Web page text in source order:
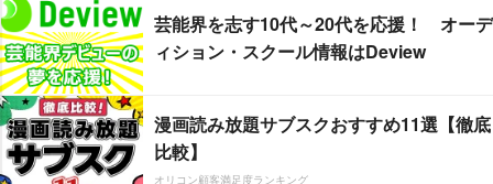
芸能界を志す10代～20代を応援！ オーデ
ィション・スクール情報はDeview
漫画読み放題サブスクおすすめ11選【徹底
比較】
オリコン顧客満足度ランキング